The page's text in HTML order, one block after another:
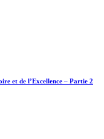
et de l’Excellence – Partie 2